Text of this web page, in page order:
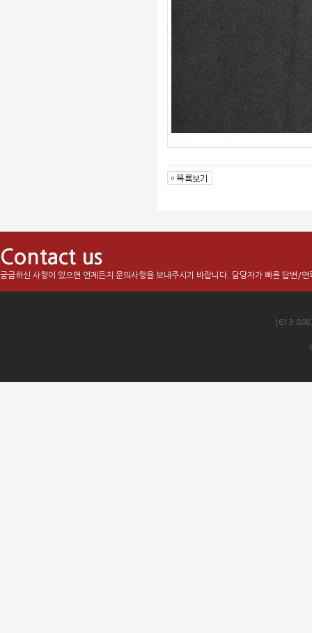
Contact us
궁금하신 사항이 있으면 언제든지 문의사항을 보내주시기 바랍니다. 담당자가 빠른 답변/연
[613-